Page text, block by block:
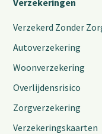
Verzekerd Zonder
Autoverzekering
Woonverzekering
Overlijdensrisico
Zorgverzekering
Verzekeringskaarten